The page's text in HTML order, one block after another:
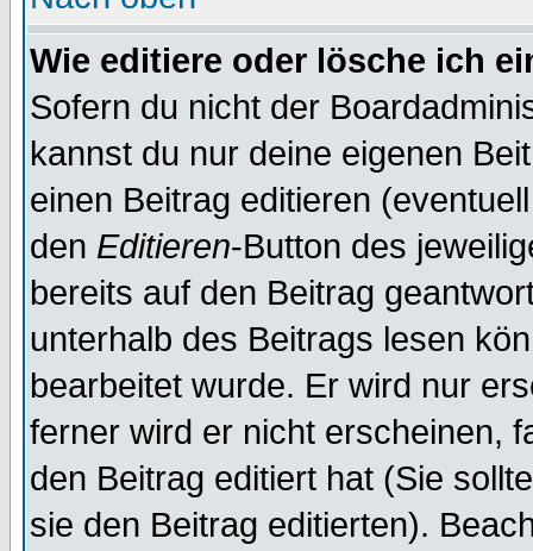
Wie editiere oder lösche ich
Sofern du nicht der
kannst du nur deine eigenen
einen Beitrag editieren
den Editieren-Button des
bereits auf den Beitrag
unterhalb des Beitrags lesen
bearbeitet wurde. Er wird nur
ferner wird er nicht erscheinen,
den Beitrag editiert hat (Sie
sie den Beitrag editierten).